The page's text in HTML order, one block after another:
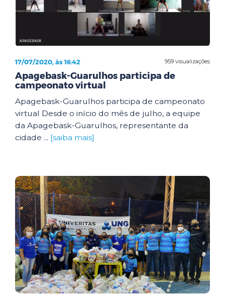
959 visualizações
17/07/2020, às 16:42
Apagebask-Guarulhos participa de
campeonato virtual
Apagebask-Guarulhos participa de campeonato
virtual Desde o início do mês de julho, a equipe
da Apagebask-Guarulhos, representante da
cidade ... [saiba mais]